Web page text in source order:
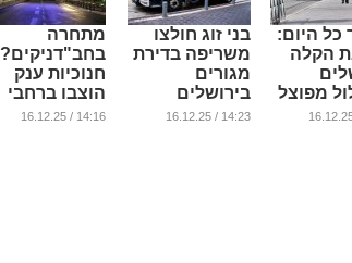
כל היום:
הקלה
מפוצל
בני זוג חולצו
משריפה בדירת
מגורים
בירושלים
...
14:23 / 16.12.25
מתחרה
בחב"דניקים?
חנוכיות ענק
הוצבו ברחבי
ירושלים
14:16 / 16.12.25